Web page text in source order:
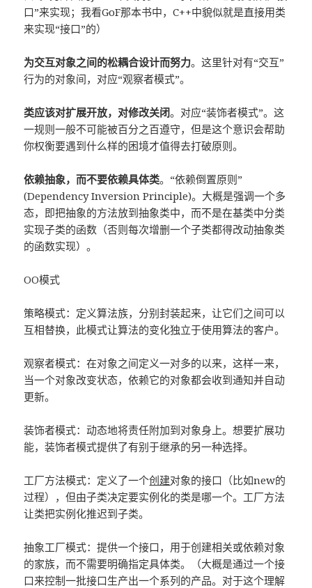
口”来实现；我看GoF那本书中，C++中貌似就是直接用类
来实现“接口”的）
为交互对象之间的松耦合设计而努力。这里针对有“交互”
行为的对象间，对应“观察者模式”。
类应该对扩展开放，对修改关闭。对应“装饰者模式”。这
一规则一般不可能被百分之百遵守，但是这个意识会帮助
你权衡要遇到什么样的困境才值得去打破原则。
依赖抽象，而不要依赖具体类。“依赖倒置原则”
(Dependency Inversion Principle)。大概是强调一个多
态，即把抽象的方法放到抽象类中，而不是在基类中分类
实现子类的函数（否则每次增删一个子类都得改动抽象类
的函数实现）。
OO模式
策略模式：定义算法族，分别封装起来，让它们之间可以
互相替换，此模式让算法的变化独立于使用算法的客户。
观察者模式：在对象之间定义一对多的以来，这样一来，
当一个对象改变状态，依赖它的对象都会收到通知并自动
更新。
装饰者模式：动态地将责任附加到对象身上。想要扩展功
能，装饰者模式提供了有别于继承的另一种选择。
工厂方法模式：定义了一个创建对象的接口（比如new的
过程），但由子类决定要实例化的类是哪一个。工厂方法
让类把实例化推迟到子类。
抽象工厂模式：提供一个接口，用于创建相关或依赖对象
的家族，而不需要明确指定具体类。（大概是通过一个接
口来控制一批接口生产出一个系列的产品。对于这个理解